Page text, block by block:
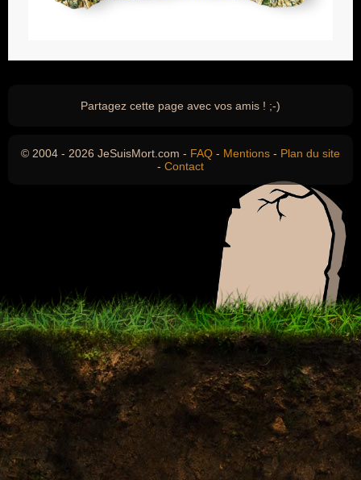
Partagez cette page avec vos amis ! ;-)
© 2004 - 2026 JeSuisMort.com - FAQ - Mentions - Plan du site
- Contact